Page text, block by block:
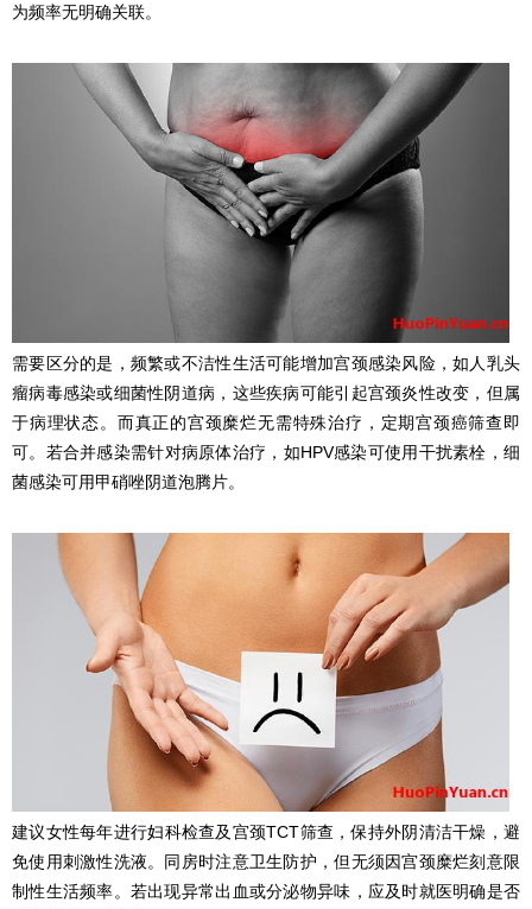
为频率无明确关联。
需要区分的是，频繁或不洁性生活可能增加宫颈感染风险，如人乳头
瘤病毒感染或细菌性阴道病，这些疾病可能引起宫颈炎性改变，但属
于病理状态。而真正的宫颈糜烂无需特殊治疗，定期宫颈癌筛查即
可。若合并感染需针对病原体治疗，如HPV感染可使用干扰素栓，细
菌感染可用甲硝唑阴道泡腾片。
建议女性每年进行妇科检查及宫颈TCT筛查，保持外阴清洁干燥，避
免使用刺激性洗液。同房时注意卫生防护，但无须因宫颈糜烂刻意限
制性生活频率。若出现异常出血或分泌物异味，应及时就医明确是否